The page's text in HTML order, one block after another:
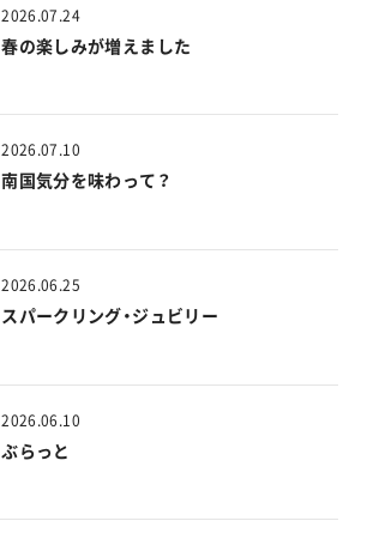
2026.07.24
春の楽しみが増えました
2026.07.10
南国気分を味わって？
2026.06.25
スパークリング・ジュビリー
2026.06.10
ぶらっと